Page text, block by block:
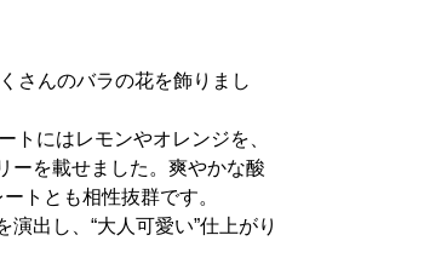
さんのバラの花を飾りまし
トにはレモンやオレンジを、
ーを載せました。爽やかな酸
トとも相性抜群です。
出し、“大人可愛い”仕上がり